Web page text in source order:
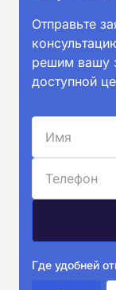
Отправьте
решим вашу
доступной
Где удобней